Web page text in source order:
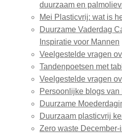
duurzaam en
Mei Plasticvrij: wat is
Duurzame Vaderdag
Inspiratie voor Mannen
Veelgestelde vragen
Tandenpoetsen met
Veelgestelde vragen
Persoonlijke blogs van
Duurzame
Duurzaam plasticvrij
Zero waste December-